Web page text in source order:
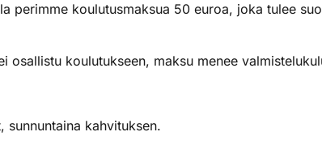
perimme koulutusmaksua 50 euroa, joka tulee
koulutukseen, maksu menee
sunnuntaina kahvituksen.